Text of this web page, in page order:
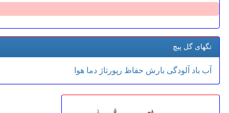
تگهای گل پیچ
آب باد آلودگی بارش حفاظ رپورتاژ دما هوا